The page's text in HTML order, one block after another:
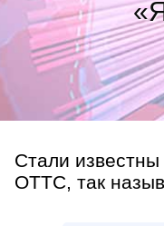
Стали
ОТТС, так